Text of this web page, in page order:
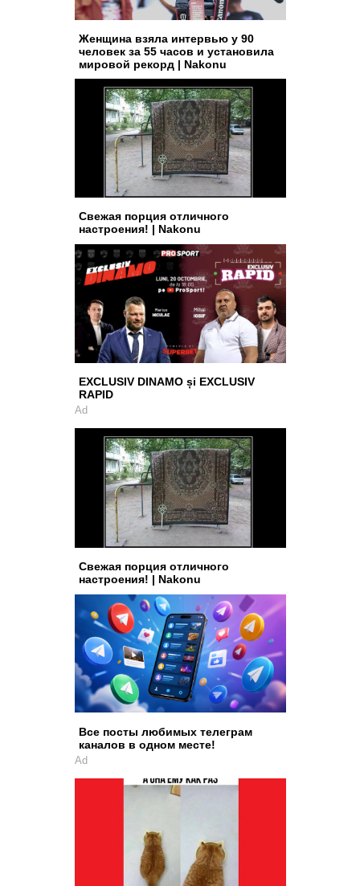
Женщина взяла интервью у 90
человек за 55 часов и установила
мировой рекорд | Nakonu
Свежая порция отличного
настроения! | Nakonu
EXCLUSIV DINAMO și EXCLUSIV
RAPID
Ad
Свежая порция отличного
настроения! | Nakonu
Все посты любимых телеграм
каналов в одном месте!
Ad